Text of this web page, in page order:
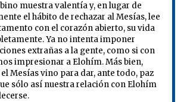
muestra valentía y, en lugar de
el hábito de rechazar al Mesías, lee
con el corazón abierto, su vida
Ya no intenta imponer
extrañas a la gente, como si con
impresionar a Elohím. Más bien,
Mesías vino para dar, ante todo, paz
sólo así nuestra relación con Elohím